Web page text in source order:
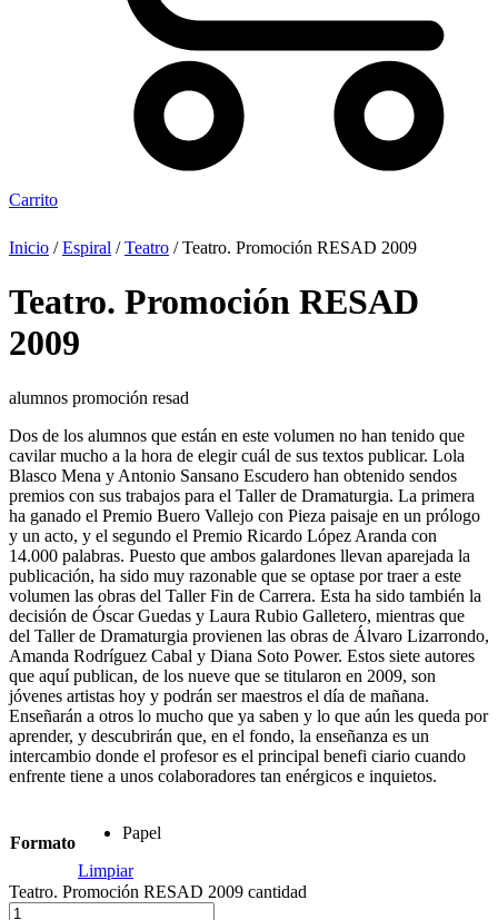
Carrito
Inicio /Espiral /Teatro / Teatro. Promoción RESAD 2009
Teatro. Promoción RESAD
2009
alumnos promoción resad
Dos de los alumnos que están en este volumen no han tenido que
cavilar mucho a la hora de elegir cuál de sus textos publicar. Lola
Blasco Mena y Antonio Sansano Escudero han obtenido sendos
premios con sus trabajos para el Taller de Dramaturgia. La primera
ha ganado el Premio Buero Vallejo con Pieza paisaje en un prólogo
y un acto, y el segundo el Premio Ricardo López Aranda con
14.000 palabras. Puesto que ambos galardones llevan aparejada la
publicación, ha sido muy razonable que se optase por traer a este
volumen las obras del Taller Fin de Carrera. Esta ha sido también la
decisión de Óscar Guedas y Laura Rubio Galletero, mientras que
del Taller de Dramaturgia provienen las obras de Álvaro Lizarrondo,
Amanda Rodríguez Cabal y Diana Soto Power. Estos siete autores
que aquí publican, de los nueve que se titularon en 2009, son
jóvenes artistas hoy y podrán ser maestros el día de mañana.
Enseñarán a otros lo mucho que ya saben y lo que aún les queda por
aprender, y descubrirán que, en el fondo, la enseñanza es un
intercambio donde el profesor es el principal benefi ciario cuando
enfrente tiene a unos colaboradores tan enérgicos e inquietos.
Formato
Papel
Limpiar
Teatro. Promoción RESAD 2009 cantidad